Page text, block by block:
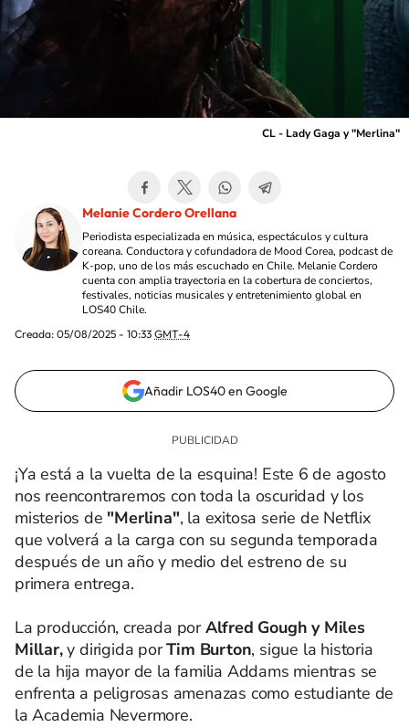
CL - Lady Gaga y "Merlina"
Melanie Cordero Orellana
Periodista especializada en música, espectáculos y cultura
coreana. Conductora y cofundadora de Mood Corea, podcast de
K-pop, uno de los más escuchado en Chile. Melanie Cordero
cuenta con amplia trayectoria en la cobertura de conciertos,
festivales, noticias musicales y entretenimiento global en
LOS40 Chile.
Creada: 05/08/2025 - 10:33 GMT-4
Añadir LOS40 en Google
¡Ya está a la vuelta de la esquina! Este 6 de agosto
nos reencontraremos con toda la oscuridad y los
misterios de "Merlina", la exitosa serie de Netflix
que volverá a la carga con su segunda temporada
después de un año y medio del estreno de su
primera entrega.
La producción, creada porAlfred Gough y Miles
Millar,y dirigida porTim Burton, sigue la historia
de la hija mayor de la familia Addams mientras se
enfrenta a peligrosas amenazas como estudiante de
la Academia Nevermore.